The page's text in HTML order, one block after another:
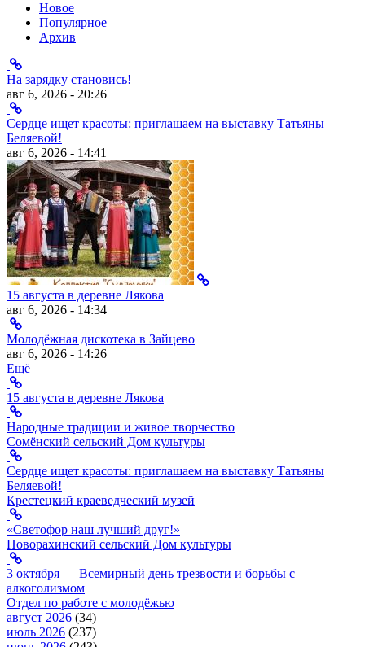
Новое
Популярное
Архив
На зарядку становись!
авг 6, 2026 - 20:26
Сердце ищет красоты: приглашаем на выставку Татьяны
Беляевой!
авг 6, 2026 - 14:41
15 августа в деревне Лякова
авг 6, 2026 - 14:34
Молодёжная дискотека в Зайцево
авг 6, 2026 - 14:26
Ещё
15 августа в деревне Лякова
Народные традиции и живое творчество
Сомёнский сельский Дом культуры
Сердце ищет красоты: приглашаем на выставку Татьяны
Беляевой!
Крестецкий краеведческий музей
«Светофор наш лучший друг!»
Новорахинский сельский Дом культуры
3 октября — Всемирный день трезвости и борьбы с
алкоголизмом
Отдел по работе с молодёжью
август 2026 (34)
июль 2026 (237)